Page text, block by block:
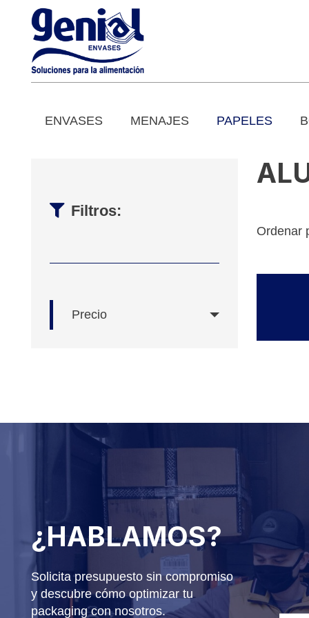
ENVASES MENAJES PAPELES
Filtros:
Precio
Ordenar
¿HABLAMOS?
Solicita presupuesto sin compromiso
y descubre cómo optimizar tu
packaging con nosotros.